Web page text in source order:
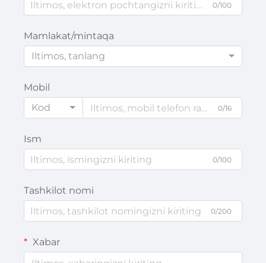
0/100
Mamlakat/mintaqa
Iltimos, tanlang
Mobil
Kod
0/16
Ism
0/100
Tashkilot nomi
0/200
Xabar